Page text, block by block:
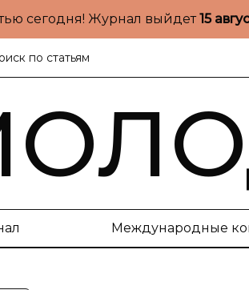
сегодня! Журнал выйдет15
Международные